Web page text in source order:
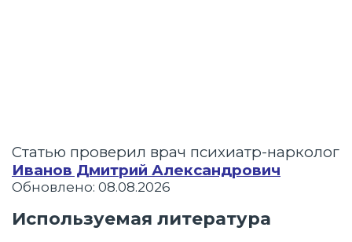
Статью проверил врач психиатр-нарколог
Иванов Дмитрий Александрович
Обновлено: 08.08.2026
Используемая литература